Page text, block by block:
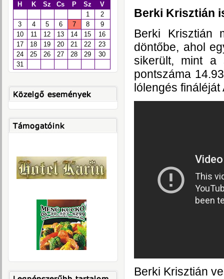
H K Sz Cs P Sz
V
1
2
3
4 5 6 7 8
9
10
11 12 13 14 15
16
17
18 19 20 21 22
23
24
25 26 27 28 29
30
31
Berki Krisztián
Berki Krisztián
döntőbe, ahol
sikerült, mint a
pontszáma
lólengés
Berki Krisztián